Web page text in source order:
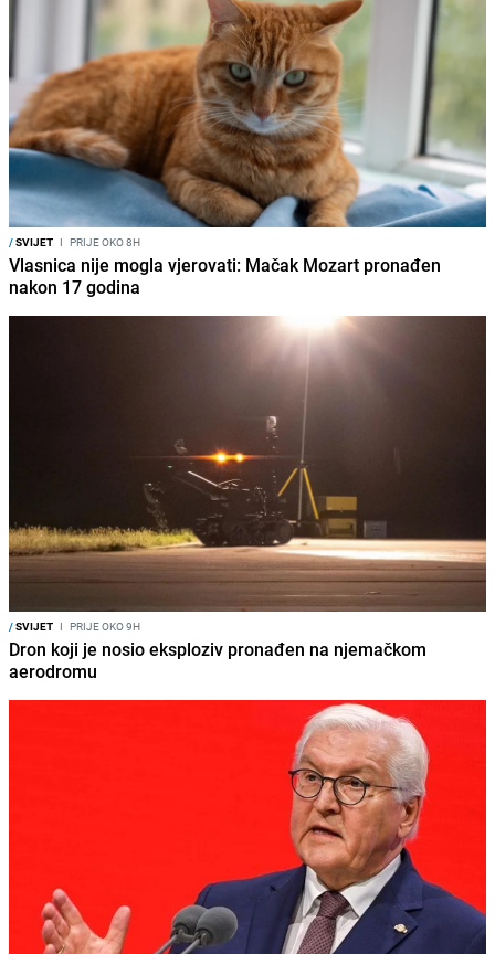
/SVIJET I PRIJE OKO 8H
Vlasnica nije mogla vjerovati: Mačak Mozart pronađen
nakon 17 godina
/SVIJET I PRIJE OKO 9H
Dron koji je nosio eksploziv pronađen na njemačkom
aerodromu